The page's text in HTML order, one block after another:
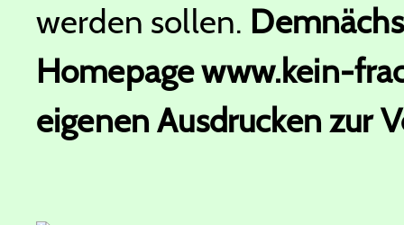
werden sollen.
Homepage www.kein-
eigenen Ausdrucken zur